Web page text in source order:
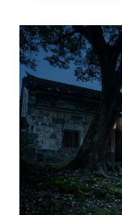
學
獎-
(高
中
組)
優
選
作
品